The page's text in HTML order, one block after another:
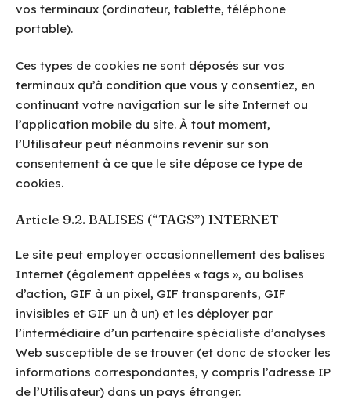
vos terminaux (ordinateur, tablette, téléphone
portable).
Ces types de cookies ne sont déposés sur vos
terminaux qu’à condition que vous y consentiez, en
continuant votre navigation sur le site Internet ou
l’application mobile du site. À tout moment,
l’Utilisateur peut néanmoins revenir sur son
consentement à ce que le site dépose ce type de
cookies.
Article 9.2. BALISES (“TAGS”) INTERNET
Le site peut employer occasionnellement des balises
Internet (également appelées « tags », ou balises
d’action, GIF à un pixel, GIF transparents, GIF
invisibles et GIF un à un) et les déployer par
l’intermédiaire d’un partenaire spécialiste d’analyses
Web susceptible de se trouver (et donc de stocker les
informations correspondantes, y compris l’adresse IP
de l’Utilisateur) dans un pays étranger.